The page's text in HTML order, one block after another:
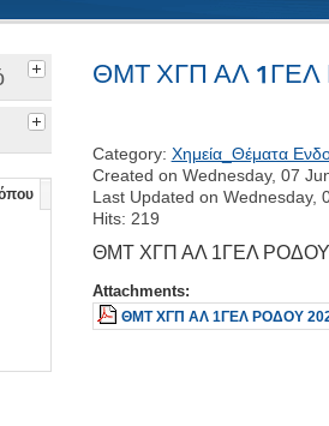
ΘΜΤ ΧΓΠ ΑΛ 1ΓΕΛ
Category: Χημεία_Θέματα
Created on Wednesday, 07
Last Updated on Wednesday,
Hits: 219
ΘΜΤ ΧΓΠ ΑΛ 1ΓΕΛ ΡΟΔΟΥ
Attachments:
ΘΜΤ ΧΓΠ ΑΛ 1ΓΕΛ ΡΟΔΟΥ